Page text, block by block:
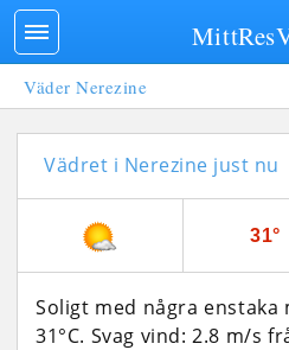
Väder Nerezine
Vädret i Nerezine just nu
31°
Soligt med några
31°C. Svag vind: 2.8 m/s